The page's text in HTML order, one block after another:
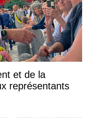
et de la
représentants